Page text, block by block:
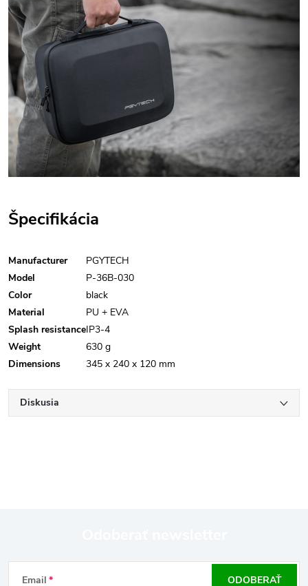
Špecifikácia
Manufacturer
PGYTECH
Model
P-36B-030
Color
black
Material
PU + EVA
Splash resistanceIP3-4
Weight
630 g
Dimensions
345 x 240 x 120 mm
Diskusia
Z Email ODOBERAŤ